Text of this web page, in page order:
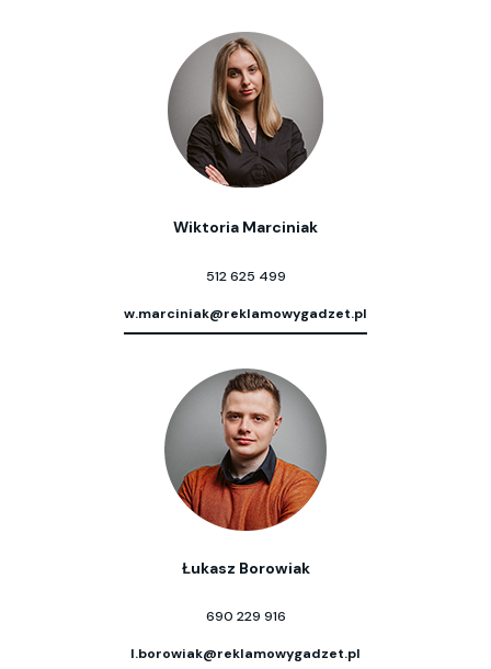
Wiktoria Marciniak
512 625 499
w.marciniak@reklamowygadzet.pl
Łukasz Borowiak
690 229 916
l.borowiak@reklamowygadzet.pl